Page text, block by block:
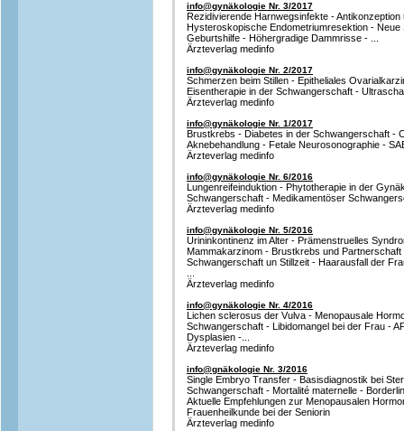
info@gynäkologie Nr. 3/2017
Rezidivierende Harnwegsinfekte - Antikonzeption
Hysteroskopische Endometriumresektion - Neue
Geburtshilfe - Höhergradige Dammrisse - ...
Ärzteverlag medinfo
info@gynäkologie Nr. 2/2017
Schmerzen beim Stillen - Epitheliales
Eisentherapie in der Schwangerschaft -
Ärzteverlag medinfo
info@gynäkologie Nr. 1/2017
Brustkrebs - Diabetes in der Schwangerschaft -
Aknebehandlung - Fetale Neurosonographie -
Ärzteverlag medinfo
info@gynäkologie Nr. 6/2016
Lungenreifeinduktion - Phytotherapie in der
Schwangerschaft - Medikamentöser
Ärzteverlag medinfo
info@gynäkologie Nr. 5/2016
Urininkontinenz im Alter - Prämenstruelles
Mammakarzinom - Brustkrebs und
Schwangerschaft un Stillzeit - Haarausfall der
Ärzteverlag medinfo
info@gynäkologie Nr. 4/2016
Lichen sclerosus der Vulva - Menopausale
Schwangerschaft - Libidomangel bei der Frau -
Dysplasien -...
Ärzteverlag medinfo
info@gnäkologie Nr. 3/2016
Single Embryo Transfer - Basisdiagnostik bei
Schwangerschaft - Mortalité maternelle -
Aktuelle Empfehlungen zur Menopausalen
Frauenheilkunde bei der Seniorin
Ärzteverlag medinfo